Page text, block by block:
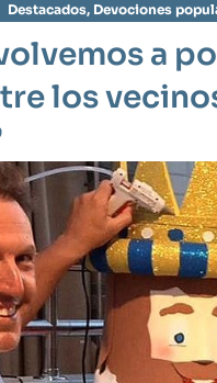
Destacados, Devociones
a
los